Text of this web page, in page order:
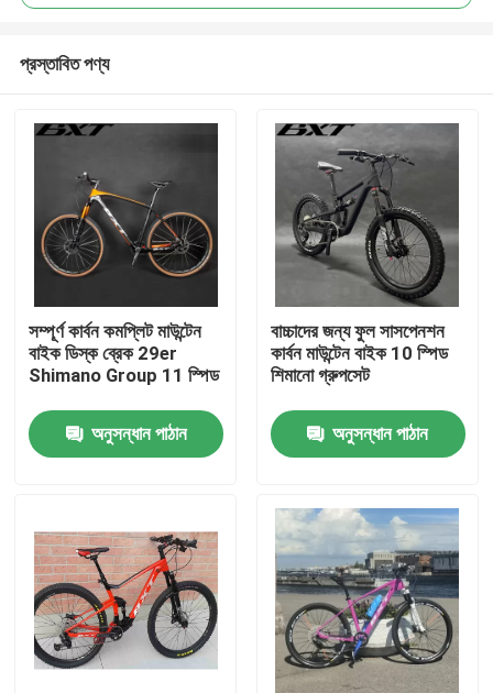
পণ্য
আমাদের সম্বন্ধে
প্রস্তাবিত পণ্য
সম্পূর্ণ কার্বন কমপ্লিট মাউন্টেন
বাইক ডিস্ক ব্রেক 29er
Shimano Group 11 স্পিড
অনুসন্ধান পাঠান
বাচ্চাদের জন্য ফুল সাসপেনশন
কার্বন মাউন্টেন বাইক 10 স্পিড
শিমানো গ্রুপসেট
অনুসন্ধান পাঠান